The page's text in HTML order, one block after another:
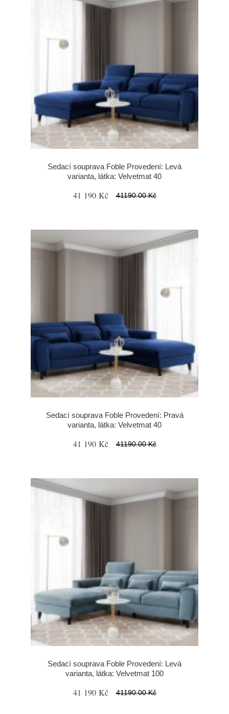
Sedací souprava Foble Provedení: Levá
varianta, látka: Velvetmat 40
41 190 Kč 41190.00 Kč
Sedací souprava Foble Provedení: Pravá
varianta, látka: Velvetmat 40
41 190 Kč 41190.00 Kč
Sedací souprava Foble Provedení: Levá
varianta, látka: Velvetmat 100
41 190 Kč 41190.00 Kč